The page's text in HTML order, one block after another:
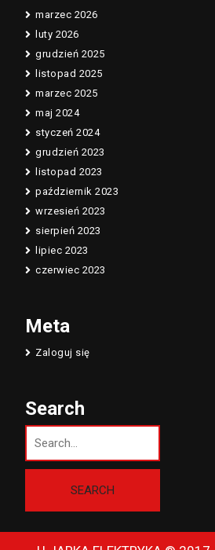
marzec 2026
luty 2026
grudzień 2025
listopad 2025
marzec 2025
maj 2024
styczeń 2024
grudzień 2023
listopad 2023
październik 2023
wrzesień 2023
sierpień 2023
lipiec 2023
czerwiec 2023
Meta
Zaloguj się
Search